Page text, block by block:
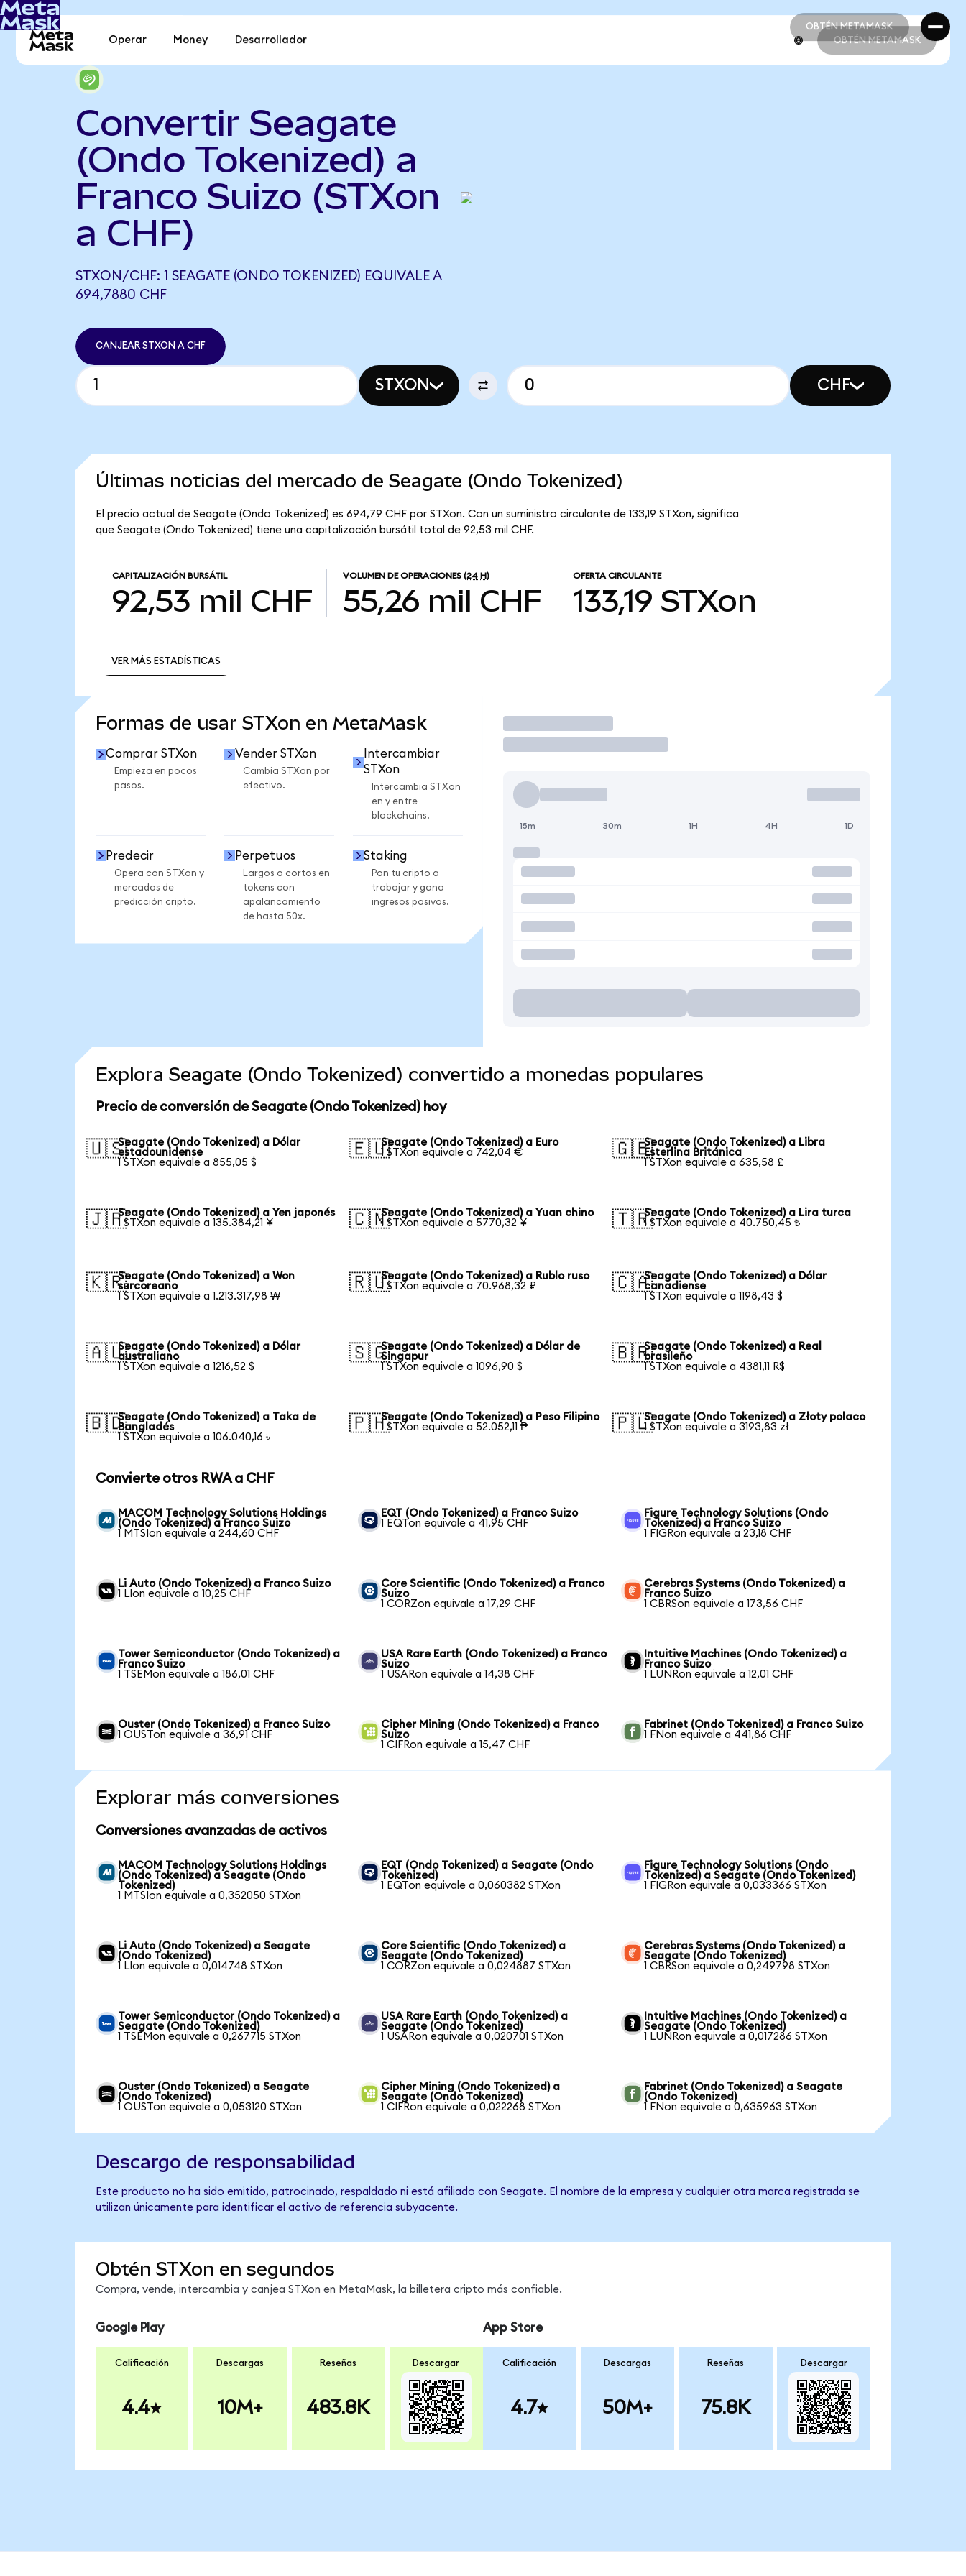
OBTÉN METAMASK
OBTÉN METAMASK
Operar Money Desarrollador OBTÉN METAMASK
Convertir Seagate
(Ondo Tokenized) a
Franco Suizo (STXon
a CHF)
STXON/CHF: 1 SEAGATE (ONDO TOKENIZED) EQUIVALE A
694,7880 CHF
CANJEAR STXON A CHF
STXON CHF
Últimas noticias del mercado de Seagate (Ondo Tokenized)
El precio actual de Seagate (Ondo Tokenized) es 694,79 CHF por STXon. Con un suministro circulante de 133,19 STXon, significa
que Seagate (Ondo Tokenized) tiene una capitalización bursátil total de 92,53 mil CHF.
CAPITALIZACIÓN BURSÁTIL
92,53 mil CHF
VOLUMEN DE OPERACIONES (24 H)
55,26 mil CHF
OFERTA CIRCULANTE
133,19 STXon
VER MÁS ESTADÍSTICAS
Formas de usar STXon en MetaMask
Comprar STXon
Empieza en pocos
pasos.
Vender STXon
Cambia STXon por
efectivo.
Intercambiar
STXon
Intercambia STXon
en y entre
blockchains.
Predecir
Opera con STXon y
mercados de
predicción cripto.
Perpetuos
Largos o cortos en
tokens con
apalancamiento
de hasta 50x.
Staking
Pon tu cripto a
trabajar y gana
ingresos pasivos.
Operar
15m 30m 1H 4H 1D
Explora Seagate (Ondo Tokenized) convertido a monedas populares
Precio de conversión de Seagate (Ondo Tokenized) hoy
🇺🇸Seagate (Ondo Tokenized) a Dólar
estadounidense
1 STXon equivale a 855,05 $
🇪🇺Seagate (Ondo Tokenized) a Euro
1 STXon equivale a 742,04 €
🇬🇧Seagate (Ondo Tokenized) a Libra
Esterlina Británica
1 STXon equivale a 635,58 £
🇯🇵Seagate (Ondo Tokenized) a Yen japonés
1 STXon equivale a 135.384,21 ¥
🇨🇳Seagate (Ondo Tokenized) a Yuan chino
1 STXon equivale a 5770,32 ¥
🇹🇷Seagate (Ondo Tokenized) a Lira turca
1 STXon equivale a 40.750,45 ₺
🇰🇷Seagate (Ondo Tokenized) a Won
surcoreano
1 STXon equivale a 1.213.317,98 ₩
🇷🇺Seagate (Ondo Tokenized) a Rublo ruso
1 STXon equivale a 70.968,32 ₽
🇨🇦Seagate (Ondo Tokenized) a Dólar
canadiense
1 STXon equivale a 1198,43 $
🇦🇺Seagate (Ondo Tokenized) a Dólar
australiano
1 STXon equivale a 1216,52 $
🇸🇬Seagate (Ondo Tokenized) a Dólar de
Singapur
1 STXon equivale a 1096,90 $
🇧🇷Seagate (Ondo Tokenized) a Real
brasileño
1 STXon equivale a 4381,11 R$
🇧🇩Seagate (Ondo Tokenized) a Taka de
Bangladés
1 STXon equivale a 106.040,16 ৳
🇵🇭Seagate (Ondo Tokenized) a Peso Filipino
1 STXon equivale a 52.052,11 ₱
🇵🇱Seagate (Ondo Tokenized) a Złoty polaco
1 STXon equivale a 3193,83 zł
Convierte otros RWA a CHF
MACOM Technology Solutions Holdings
(Ondo Tokenized) a Franco Suizo
1 MTSIon equivale a 244,60 CHF
EQT (Ondo Tokenized) a Franco Suizo
1 EQTon equivale a 41,95 CHF
Figure Technology Solutions (Ondo
Tokenized) a Franco Suizo
1 FIGRon equivale a 23,18 CHF
Li Auto (Ondo Tokenized) a Franco Suizo
1 LIon equivale a 10,25 CHF
Core Scientific (Ondo Tokenized) a Franco
Suizo
1 CORZon equivale a 17,29 CHF
Cerebras Systems (Ondo Tokenized) a
Franco Suizo
1 CBRSon equivale a 173,56 CHF
Tower Semiconductor (Ondo Tokenized) a
Franco Suizo
1 TSEMon equivale a 186,01 CHF
USA Rare Earth (Ondo Tokenized) a Franco
Suizo
1 USARon equivale a 14,38 CHF
Intuitive Machines (Ondo Tokenized) a
Franco Suizo
1 LUNRon equivale a 12,01 CHF
Ouster (Ondo Tokenized) a Franco Suizo
1 OUSTon equivale a 36,91 CHF
Cipher Mining (Ondo Tokenized) a Franco
Suizo
1 CIFRon equivale a 15,47 CHF
Fabrinet (Ondo Tokenized) a Franco Suizo
1 FNon equivale a 441,86 CHF
Explorar más conversiones
Conversiones avanzadas de activos
MACOM Technology Solutions Holdings
(Ondo Tokenized) a Seagate (Ondo
Tokenized)
1 MTSIon equivale a 0,352050 STXon
EQT (Ondo Tokenized) a Seagate (Ondo
Tokenized)
1 EQTon equivale a 0,060382 STXon
Figure Technology Solutions (Ondo
Tokenized) a Seagate (Ondo Tokenized)
1 FIGRon equivale a 0,033366 STXon
Li Auto (Ondo Tokenized) a Seagate
(Ondo Tokenized)
1 LIon equivale a 0,014748 STXon
Core Scientific (Ondo Tokenized) a
Seagate (Ondo Tokenized)
1 CORZon equivale a 0,024887 STXon
Cerebras Systems (Ondo Tokenized) a
Seagate (Ondo Tokenized)
1 CBRSon equivale a 0,249798 STXon
Tower Semiconductor (Ondo Tokenized) a
Seagate (Ondo Tokenized)
1 TSEMon equivale a 0,267715 STXon
USA Rare Earth (Ondo Tokenized) a
Seagate (Ondo Tokenized)
1 USARon equivale a 0,020701 STXon
Intuitive Machines (Ondo Tokenized) a
Seagate (Ondo Tokenized)
1 LUNRon equivale a 0,017286 STXon
Ouster (Ondo Tokenized) a Seagate
(Ondo Tokenized)
1 OUSTon equivale a 0,053120 STXon
Cipher Mining (Ondo Tokenized) a
Seagate (Ondo Tokenized)
1 CIFRon equivale a 0,022268 STXon
Fabrinet (Ondo Tokenized) a Seagate
(Ondo Tokenized)
1 FNon equivale a 0,635963 STXon
Descargo de responsabilidad
Este producto no ha sido emitido, patrocinado, respaldado ni está afiliado con Seagate. El nombre de la empresa y cualquier otra marca registrada se
utilizan únicamente para identificar el activo de referencia subyacente.
Obtén STXon en segundos
Compra, vende, intercambia y canjea STXon en MetaMask, la billetera cripto más confiable.
Google Play
Calificación
4.4
Descargas
10M+
Reseñas
483.8K
Descargar
App Store
Calificación
4.7
Descargas
50M+
Reseñas
75.8K
Descargar